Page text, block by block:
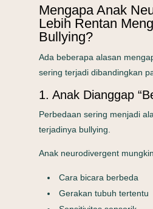
Mengapa Anak
Lebih Rentan
Bullying?
Ada beberapa alasan
sering terjadi dibandingkan
1. Anak Dianggap
Perbedaan sering menjadi
terjadinya bullying.
Anak neurodivergent
Cara bicara berbeda
Gerakan tubuh tertentu